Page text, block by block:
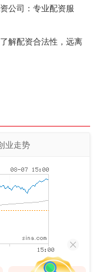
公司：专业配资服
解配资合法性，远离
业走势